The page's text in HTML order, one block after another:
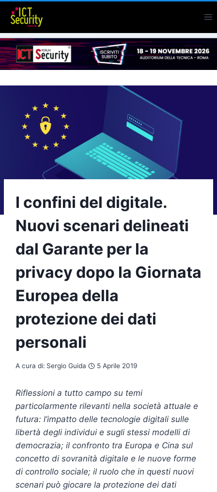
Salta
contenuto
I confini del digitale.
Nuovi scenari delineati
dal Garante per la
privacy dopo la Giornata
Europea della
protezione dei dati
personali
A cura di: Sergio Guida 5 Aprile 2019
Riflessioni a tutto campo su temi
particolarmente rilevanti nella società attuale e
futura: l’impatto delle tecnologie digitali sulle
libertà degli individui e sugli stessi modelli di
democrazia; il confronto tra Europa e Cina sul
concetto di sovranità digitale e le nuove forme
di controllo sociale; il ruolo che in questi nuovi
scenari può giocare la protezione dei dati